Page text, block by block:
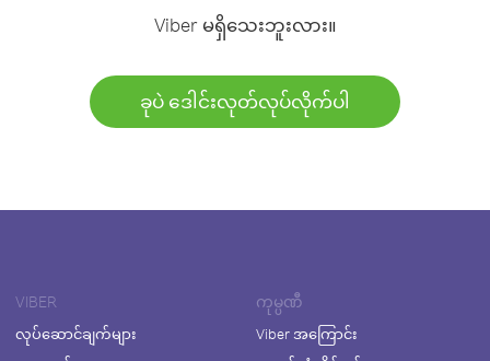
Viber မရှိသေးဘူးလား။
ခုပဲ ဒေါင်းလုတ်လုပ်လိုက်ပါ
VIBER
လုပ်ဆောင်ချက်များ
ကုမ္ပဏီ
Viber အကြောင်း